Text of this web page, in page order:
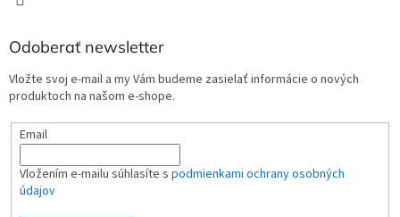
Odoberať newsletter
Vložte svoj e-mail a my Vám budeme zasielať informácie o nových
produktoch na našom e-shope.
Email
Vložením e-mailu súhlasíte s podmienkami ochrany osobných
údajov